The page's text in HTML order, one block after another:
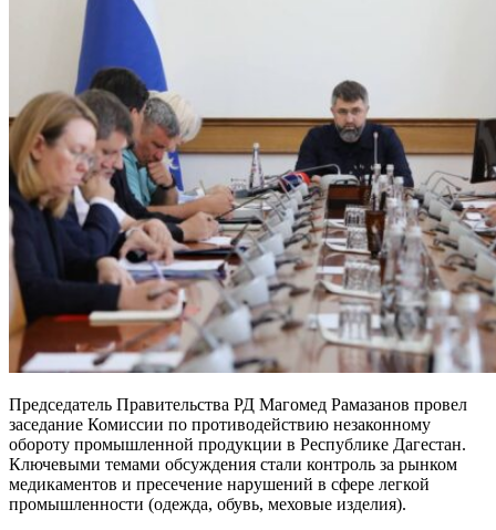
Председатель Правительства РД Магомед Рамазанов провел
заседание Комиссии по противодействию незаконному
обороту промышленной продукции в Республике Дагестан.
Ключевыми темами обсуждения стали контроль за рынком
медикаментов и пресечение нарушений в сфере легкой
промышленности (одежда, обувь, меховые изделия).